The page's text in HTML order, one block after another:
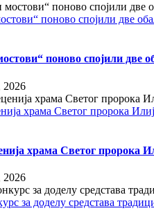
поново спојили две
поново спојили две
2026
храма Светог пророка
храма Светог пророка
2026
за доделу средстава